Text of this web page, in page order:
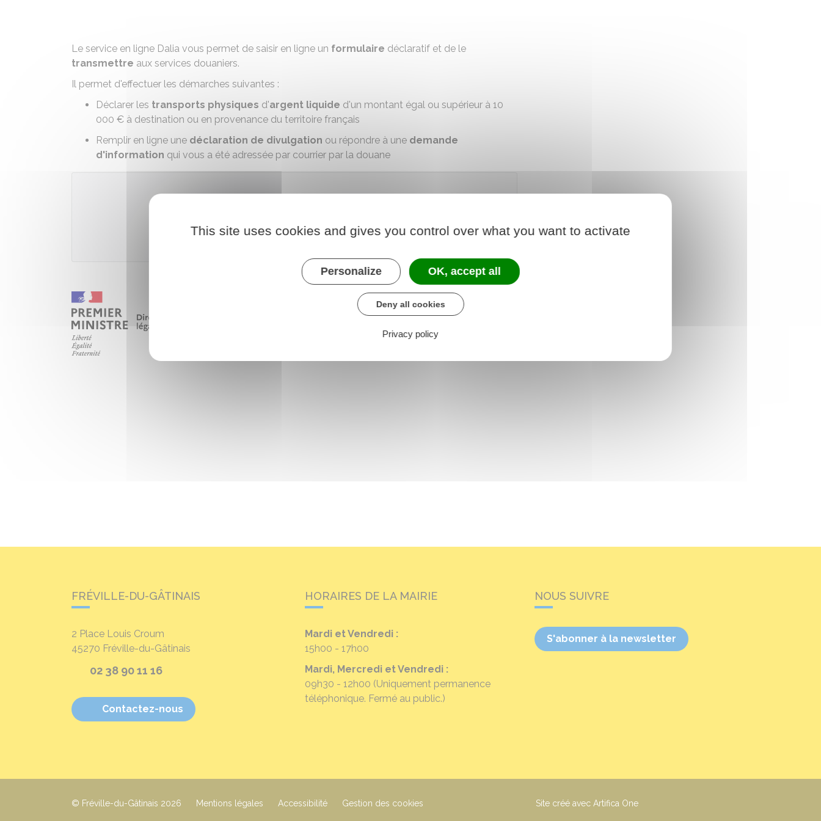
Le service en ligne Dalia vous permet de saisir en ligne un formulaire déclaratif et de le
transmettre aux services douaniers.
Il permet d'effectuer les démarches suivantes :
Déclarer les transports physiques d'argent liquide d'un montant égal ou supérieur à 10
000 € à destination ou en provenance du territoire français
Remplir en ligne une déclaration de divulgation ou répondre à une demande
d'information qui vous a été adressée par courrier par la douane
FRÉVILLE-DU-GÂTINAIS
2 Place Louis Croum
45270 Fréville-du-Gâtinais
02 38 90 11 16
Contactez-nous
HORAIRES DE LA MAIRIE
Mardi et Vendredi :
15h00 - 17h00
Mardi, Mercredi et Vendredi :
09h30 - 12h00 (Uniquement permanence
téléphonique. Fermé au public.)
NOUS SUIVRE
S'abonner à la newsletter
© Fréville-du-Gâtinais 2026 Mentions légales Accessibilité Gestion des cookies Site créé avec Artifica One
This site uses cookies and gives you control over what you want to activate
Personalize OK, accept all
Deny all cookies
Privacy policy